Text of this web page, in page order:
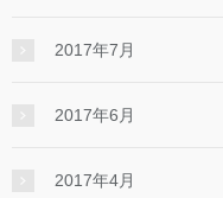
2017年7月
2017年6月
2017年4月